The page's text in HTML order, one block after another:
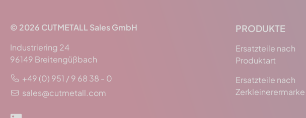
PRODUKTE
Ersatzteile nach
Produktart
Ersatzteile nach
Zerkleinerermarke
© 2026 CUTMETALL Sales GmbH
Industriering 24
96149 Breitengüßbach
+49 (0) 951 / 9 68 38 - 0
sales@cutmetall.com